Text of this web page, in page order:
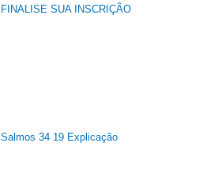
FINALISE SUA INSCRIÇÃO
Salmos 34 19 Explicação